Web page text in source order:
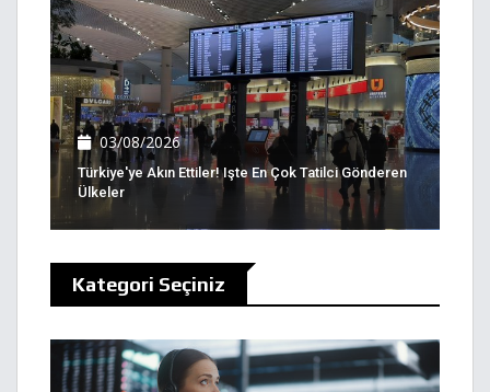
03/08/2026
Türkiye'ye Akın Ettiler! Işte En Çok Tatilci Gönderen
Ülkeler
Kategori Seçiniz